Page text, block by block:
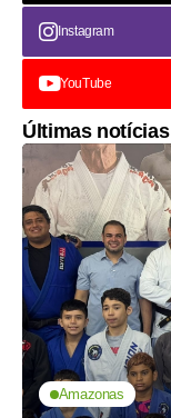
Instagram
YouTube
Últimas notícias
Amazonas